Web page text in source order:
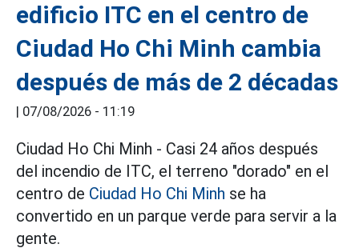
edificio ITC en el centro de
Ciudad Ho Chi Minh cambia
después de más de 2 décadas
| 07/08/2026 - 11:19
Ciudad Ho Chi Minh - Casi 24 años después
del incendio de ITC, el terreno "dorado" en el
centro de Ciudad Ho Chi Minh se ha
convertido en un parque verde para servir a la
gente.